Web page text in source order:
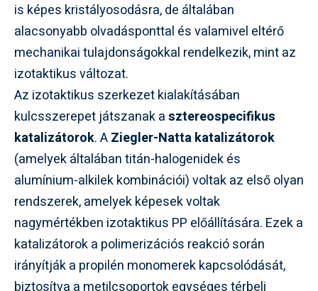
is képes kristályosodásra, de általában
alacsonyabb olvadásponttal és valamivel eltérő
mechanikai tulajdonságokkal rendelkezik, mint az
izotaktikus változat.
Az izotaktikus szerkezet kialakításában
kulcsszerepet játszanak asztereospecifikus
katalizátorok. AZiegler-Natta katalizátorok
(amelyek általában titán-halogenidek és
alumínium-alkilek kombinációi) voltak az első olyan
rendszerek, amelyek képesek voltak
nagymértékben izotaktikus PP előállítására. Ezek a
katalizátorok a polimerizációs reakció során
irányítják a propilén monomerek kapcsolódását,